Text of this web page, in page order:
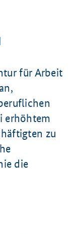
für Arbeit
erhöhtem
zu
die